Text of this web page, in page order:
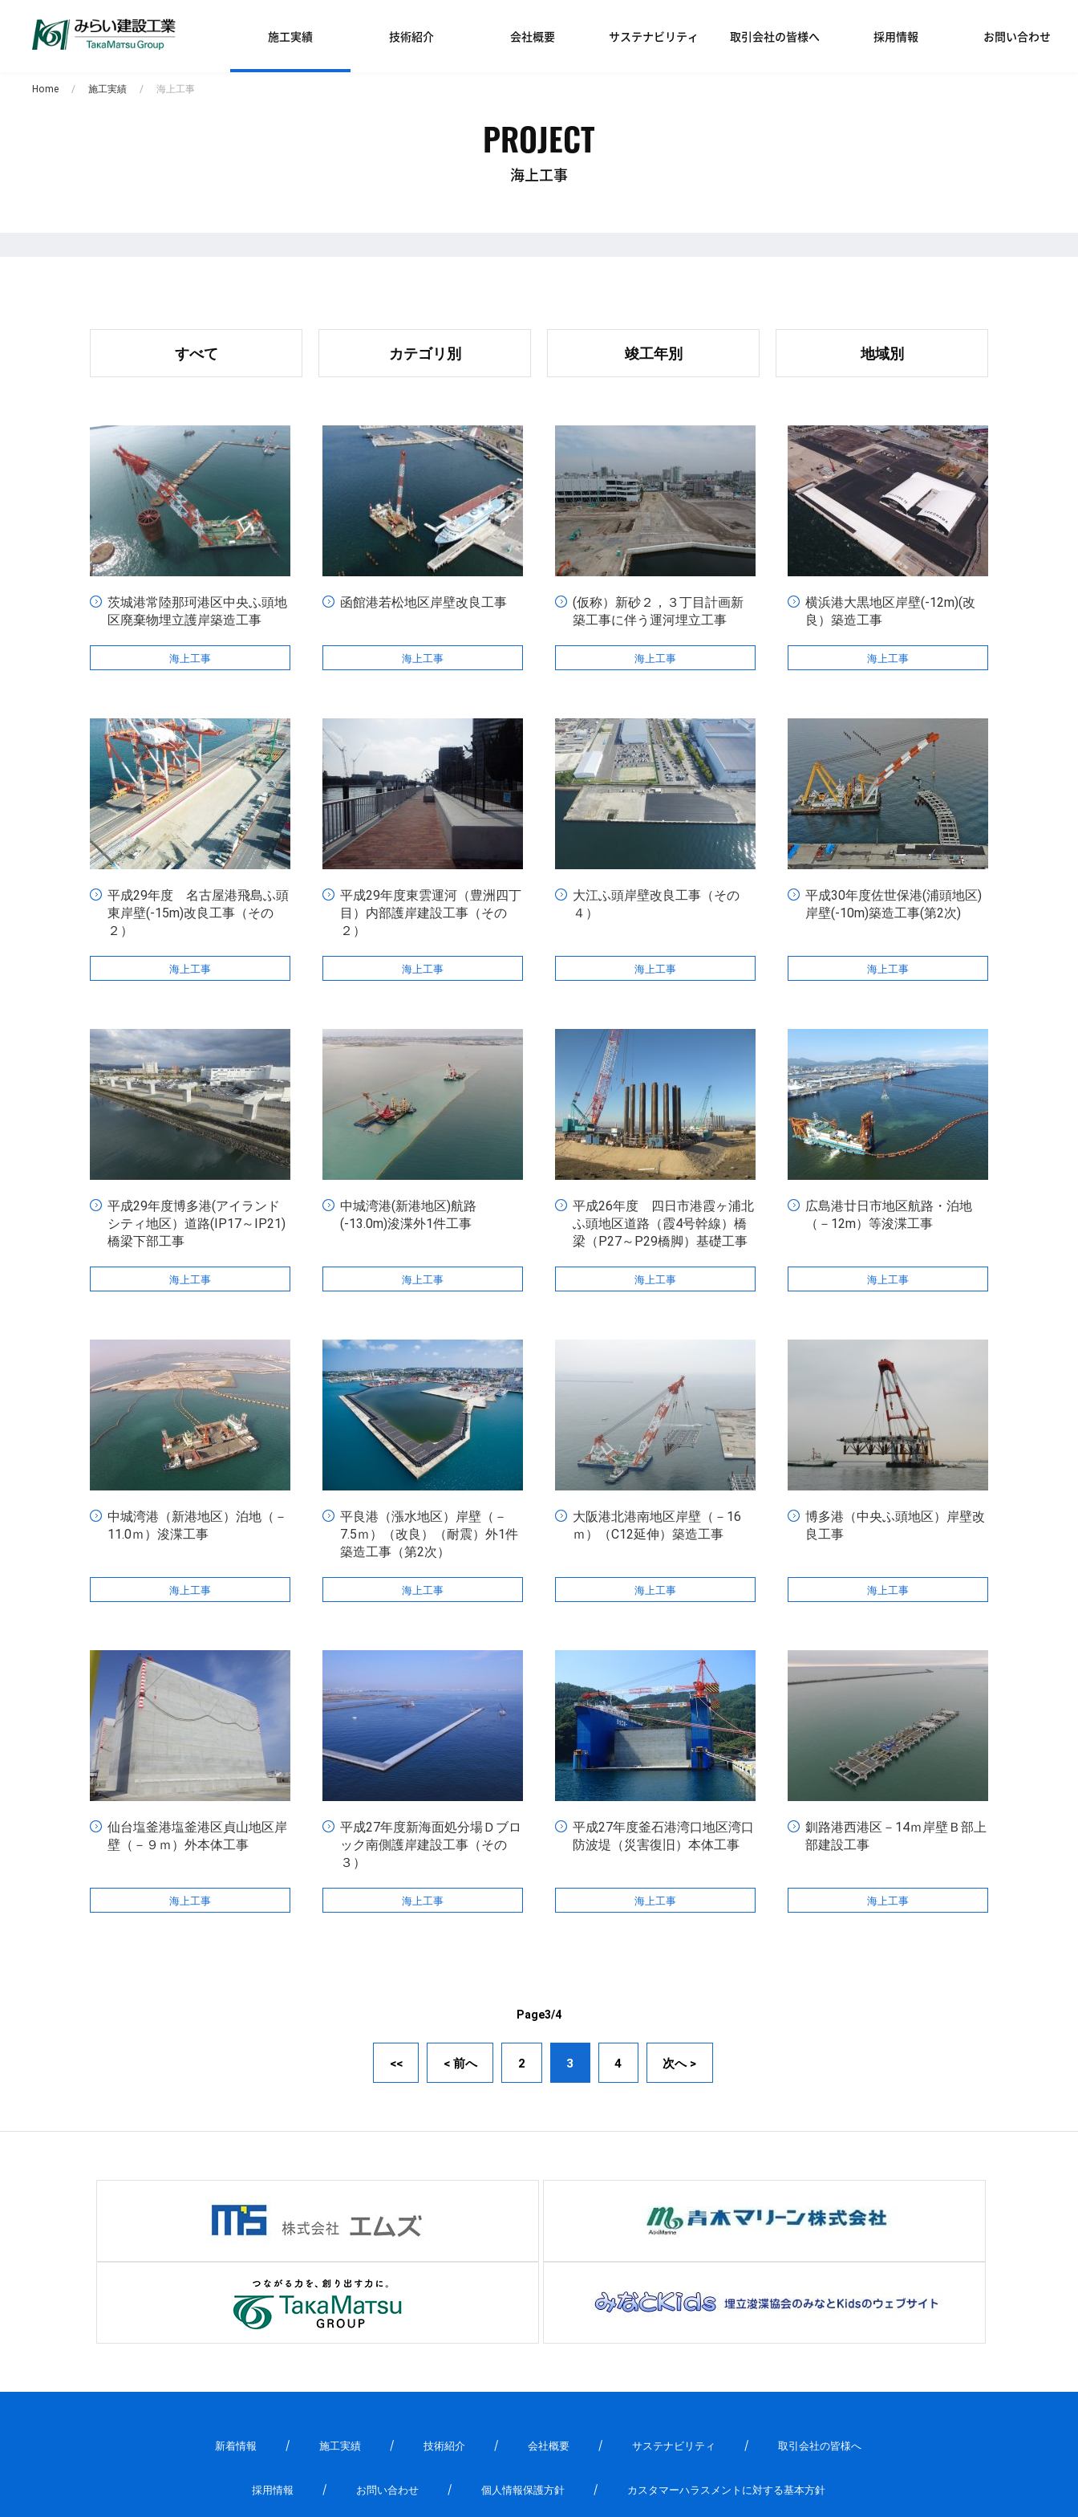
施工実績 技術紹介 会社概要 サステナビリティ 取引会社の皆様へ 採用情報 お問い合わせ
Home 施工実績 海上工事
PROJECT
海上工事
すべて カテゴリ別 竣工年別 地域別
茨城港常陸那珂港区中央ふ頭地
区廃棄物埋立護岸築造工事
海上工事
函館港若松地区岸壁改良工事
海上工事
(仮称）新砂２，３丁目計画新
築工事に伴う運河埋立工事
海上工事
横浜港大黒地区岸壁(-12m)(改
良）築造工事
海上工事
平成29年度 名古屋港飛島ふ頭
東岸壁(-15m)改良工事（その
２）
海上工事
平成29年度東雲運河（豊洲四丁
目）内部護岸建設工事（その
２）
海上工事
大江ふ頭岸壁改良工事（その
４）
海上工事
平成30年度佐世保港(浦頭地区)
岸壁(-10m)築造工事(第2次)
海上工事
平成29年度博多港(アイランド
シティ地区）道路(IP17～IP21)
橋梁下部工事
海上工事
中城湾港(新港地区)航路
(-13.0m)浚渫外1件工事
海上工事
平成26年度 四日市港霞ヶ浦北
ふ頭地区道路（霞4号幹線）橋
梁（P27～P29橋脚）基礎工事
海上工事
広島港廿日市地区航路・泊地
（－12m）等浚渫工事
海上工事
中城湾港（新港地区）泊地（－
11.0ｍ）浚渫工事
海上工事
平良港（漲水地区）岸壁（－
7.5ｍ）（改良）（耐震）外1件
築造工事（第2次）
海上工事
大阪港北港南地区岸壁（－16
ｍ）（C12延伸）築造工事
海上工事
博多港（中央ふ頭地区）岸壁改
良工事
海上工事
仙台塩釜港塩釜港区貞山地区岸
壁（－９ｍ）外本体工事
海上工事
平成27年度新海面処分場Ｄブロ
ック南側護岸建設工事（その
３）
海上工事
平成27年度釜石港湾口地区湾口
防波堤（災害復旧）本体工事
海上工事
釧路港西港区－14ｍ岸壁Ｂ部上
部建設工事
海上工事
Page3/4
<< < 前へ 2 3 4 次へ >
新着情報 施工実績 技術紹介 会社概要 サステナビリティ 取引会社の皆様へ
採用情報 お問い合わせ 個人情報保護方針 カスタマーハラスメントに対する基本方針